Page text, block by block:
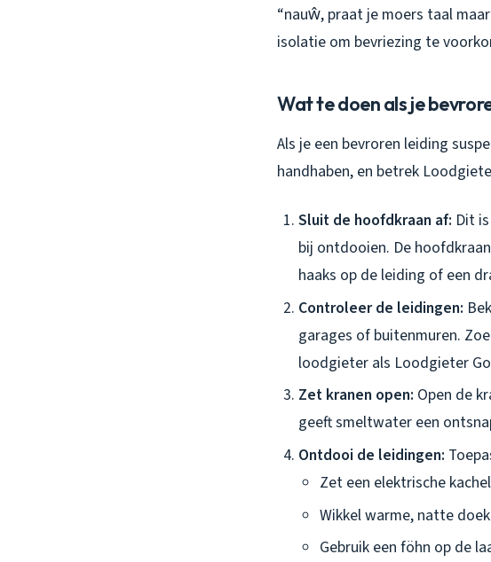
“nauŵ, praat je moers taal
isolatie om bevriezing te
Wat te doen als je
Als je een bevroren leiding
handhaben, en betrek
Sluit de hoofdkraan af: Dit
bij ontdooien. De
haaks op de leiding of een
Controleer de leidingen:
garages of buitenmuren.
loodgieter als Loodgieter
Zet kranen open: Open de
geeft smeltwater een
Ontdooi de leidingen:
Zet een elektrische
Wikkel warme, natte
Gebruik een föhn op de